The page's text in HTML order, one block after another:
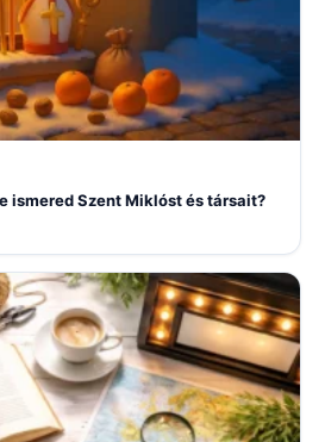
ismered Szent Miklóst és társait?